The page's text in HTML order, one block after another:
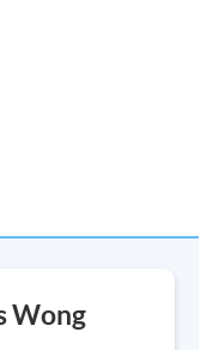
在持續進修基金資
月內獲發修讀證
Wong